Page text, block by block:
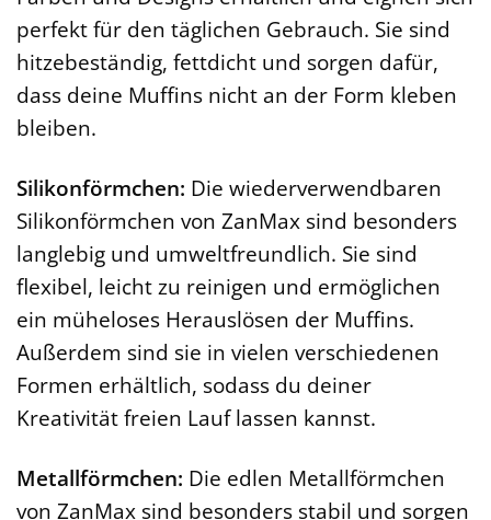
perfekt für den täglichen Gebrauch. Sie sind
hitzebeständig, fettdicht und sorgen dafür,
dass deine Muffins nicht an der Form kleben
bleiben.
Silikonförmchen: Die wiederverwendbaren
Silikonförmchen von ZanMax sind besonders
langlebig und umweltfreundlich. Sie sind
flexibel, leicht zu reinigen und ermöglichen
ein müheloses Herauslösen der Muffins.
Außerdem sind sie in vielen verschiedenen
Formen erhältlich, sodass du deiner
Kreativität freien Lauf lassen kannst.
Metallförmchen: Die edlen Metallförmchen
von ZanMax sind besonders stabil und sorgen